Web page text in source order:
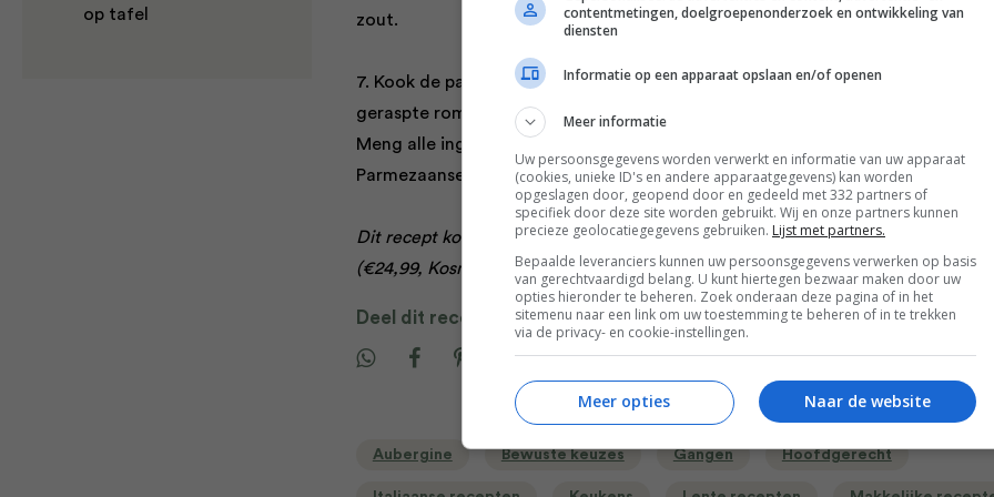
op tafel
zout.
7. Kook de pasta en giet die af. Meng de pasta met de auberginesaus, voeg de
geraspte romano toe, de ricotta en de in stukjes gescheurde
Meng alle ingrediënten goed door de hete pasta en dien onmiddellijk op met
Parmezaanse kaas apart erbij.
Dit recept komt uit het boek ‘De klassieke italiaanse keuken’ van ​Marcella Hazan
(€24,99, Kosmos Uitgevers).
Deel dit recept
Aubergine Bewuste keuzes Gangen Hoofdgerecht
contentmetingen, doelgroepenonderzoek en ontwikkeling van
diensten
Informatie op een apparaat opslaan en/of openen
Meer informatie
Uw persoonsgegevens worden verwerkt en informatie van uw apparaat
(cookies, unieke ID's en andere apparaatgegevens) kan worden
opgeslagen door, geopend door en gedeeld met 332 partners of
specifiek door deze site worden gebruikt. Wij en onze partners kunnen
precieze geolocatiegegevens gebruiken. Lijst met partners.
Bepaalde leveranciers kunnen uw persoonsgegevens verwerken op basis
van gerechtvaardigd belang. U kunt hiertegen bezwaar maken door uw
opties hieronder te beheren. Zoek onderaan deze pagina of in het
sitemenu naar een link om uw toestemming te beheren of in te trekken
via de privacy- en cookie-instellingen.
Naar de website
Meer opties